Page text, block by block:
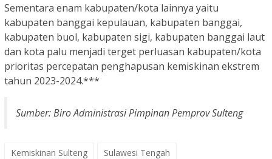
Sementara enam kabupaten/kota lainnya yaitu
kabupaten banggai kepulauan, kabupaten banggai,
kabupaten buol, kabupaten sigi, kabupaten banggai laut
dan kota palu menjadi terget perluasan kabupaten/kota
prioritas percepatan penghapusan kemiskinan ekstrem
tahun 2023-2024.***
Sumber: Biro Administrasi Pimpinan Pemprov Sulteng
Kemiskinan Sulteng Sulawesi Tengah